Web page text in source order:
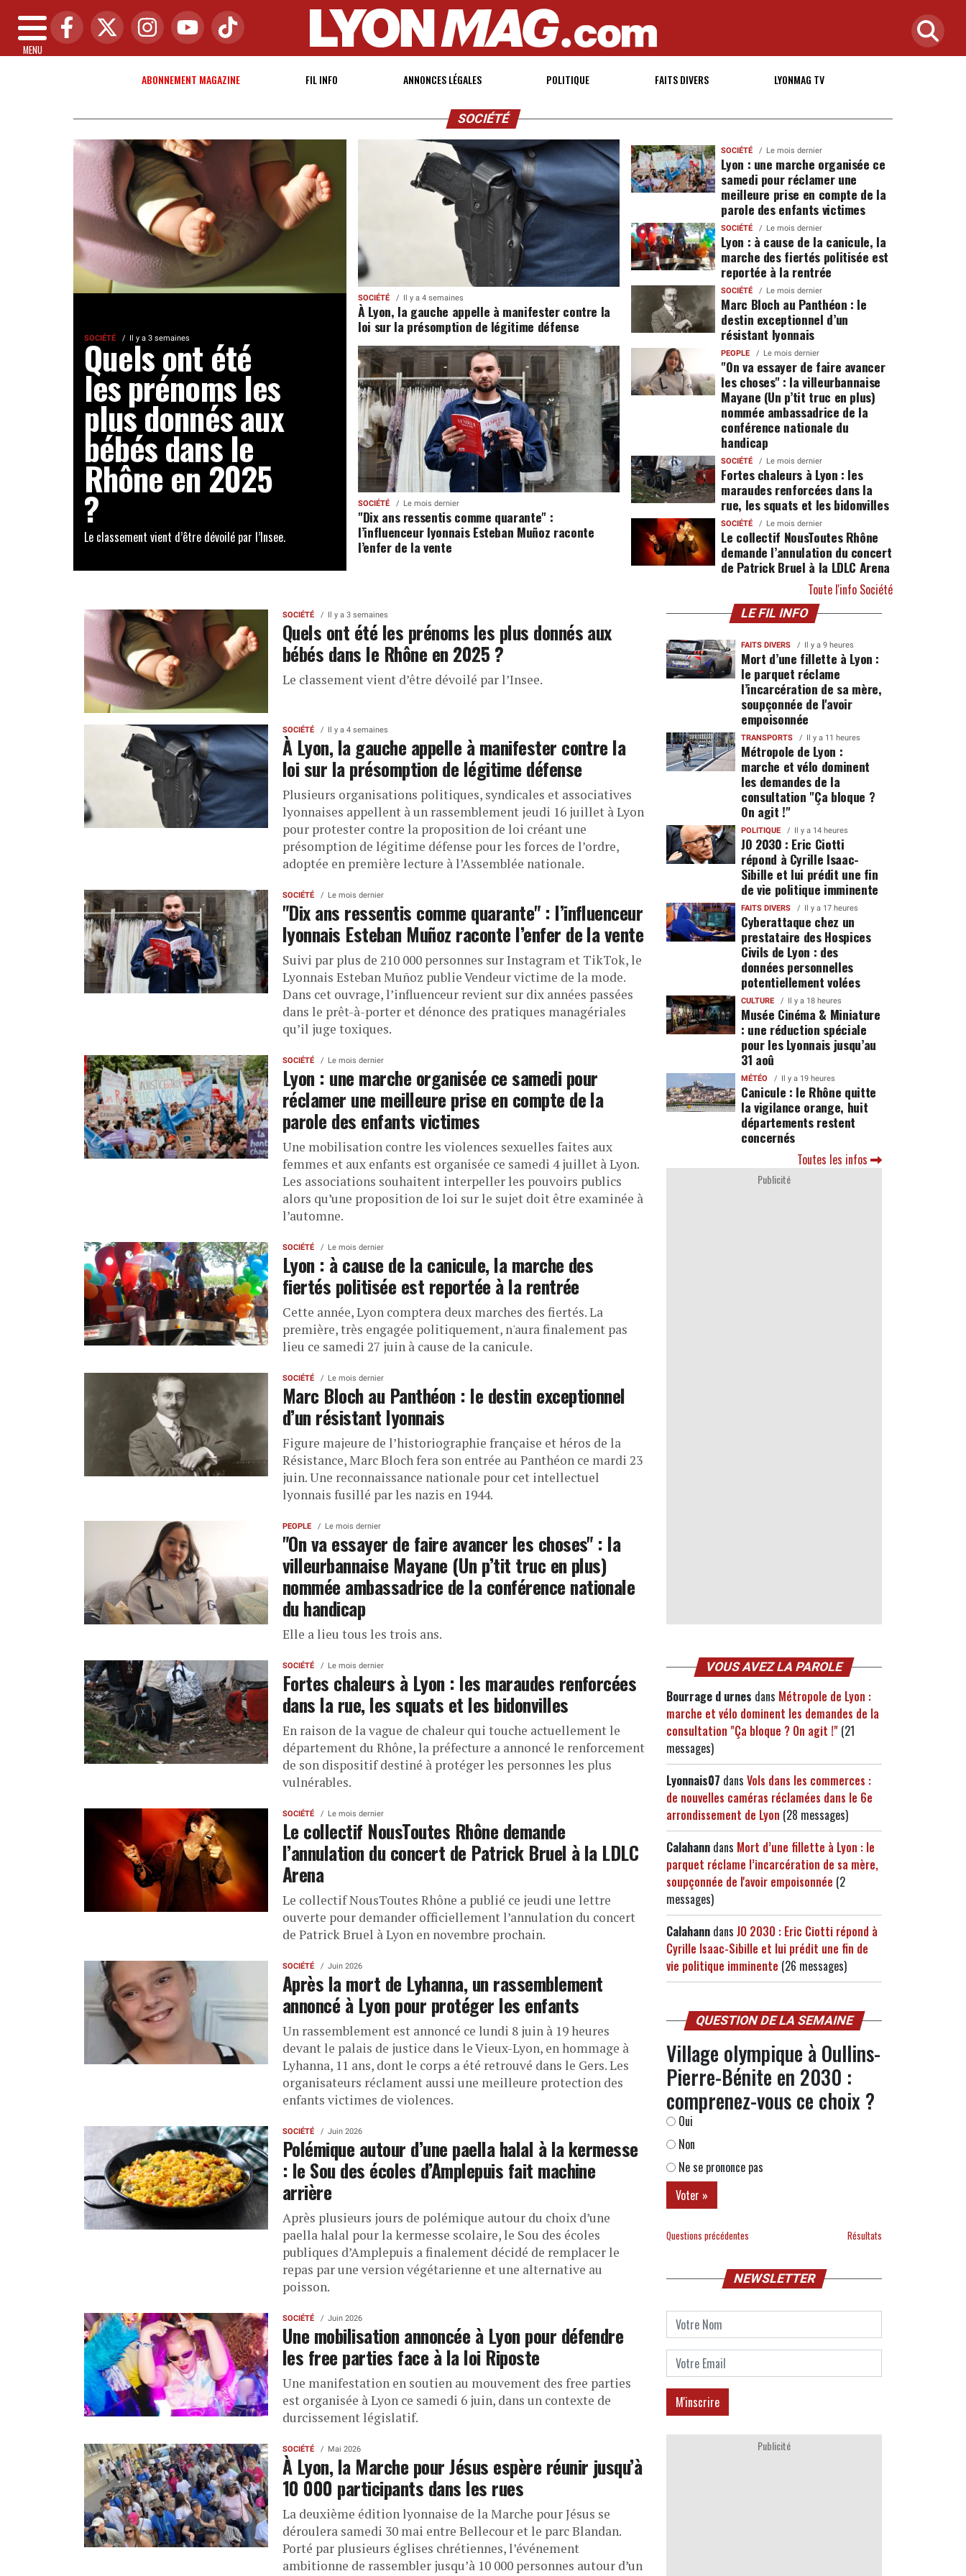
MENU
ABONNEMENT MAGAZINE FIL INFO ANNONCES LÉGALES POLITIQUE FAITS DIVERS LYONMAG TV
SOCIÉTÉ
SOCIÉTÉ Il y a 3 semaines
Quels ont été
les prénoms les
plus donnés aux
bébés dans le
Rhône en 2025
?
Le classement vient d’être dévoilé par l’Insee.
SOCIÉTÉ Il y a 4 semaines
À Lyon, la gauche appelle à manifester contre la
loi sur la présomption de légitime défense
SOCIÉTÉ Le mois dernier
"Dix ans ressentis comme quarante" :
l’influenceur lyonnais Esteban Muñoz raconte
l’enfer de la vente
SOCIÉTÉ Le mois dernier
Lyon : une marche organisée ce
samedi pour réclamer une
meilleure prise en compte de la
parole des enfants victimes
SOCIÉTÉ Le mois dernier
Lyon : à cause de la canicule, la
marche des fiertés politisée est
reportée à la rentrée
SOCIÉTÉ Le mois dernier
Marc Bloch au Panthéon : le
destin exceptionnel d’un
résistant lyonnais
PEOPLE Le mois dernier
"On va essayer de faire avancer
les choses" : la villeurbannaise
Mayane (Un p’tit truc en plus)
nommée ambassadrice de la
conférence nationale du
handicap
SOCIÉTÉ Le mois dernier
Fortes chaleurs à Lyon : les
maraudes renforcées dans la
rue, les squats et les bidonvilles
SOCIÉTÉ Le mois dernier
Le collectif NousToutes Rhône
demande l’annulation du concert
de Patrick Bruel à la LDLC Arena
Toute l'info Société
SOCIÉTÉ Il y a 3 semaines
Quels ont été les prénoms les plus donnés aux
bébés dans le Rhône en 2025 ?
Le classement vient d’être dévoilé par l’Insee.
SOCIÉTÉ Il y a 4 semaines
À Lyon, la gauche appelle à manifester contre la
loi sur la présomption de légitime défense
Plusieurs organisations politiques, syndicales et associatives
lyonnaises appellent à un rassemblement jeudi 16 juillet à Lyon
pour protester contre la proposition de loi créant une
présomption de légitime défense pour les forces de l’ordre,
adoptée en première lecture à l’Assemblée nationale.
SOCIÉTÉ Le mois dernier
"Dix ans ressentis comme quarante" : l’influenceur
lyonnais Esteban Muñoz raconte l’enfer de la vente
Suivi par plus de 210 000 personnes sur Instagram et TikTok, le
Lyonnais Esteban Muñoz publie Vendeur victime de la mode.
Dans cet ouvrage, l’influenceur revient sur dix années passées
dans le prêt-à-porter et dénonce des pratiques managériales
qu’il juge toxiques.
SOCIÉTÉ Le mois dernier
Lyon : une marche organisée ce samedi pour
réclamer une meilleure prise en compte de la
parole des enfants victimes
Une mobilisation contre les violences sexuelles faites aux
femmes et aux enfants est organisée ce samedi 4 juillet à Lyon.
Les associations souhaitent interpeller les pouvoirs publics
alors qu’une proposition de loi sur le sujet doit être examinée à
l’automne.
SOCIÉTÉ Le mois dernier
Lyon : à cause de la canicule, la marche des
fiertés politisée est reportée à la rentrée
Cette année, Lyon comptera deux marches des fiertés. La
première, très engagée politiquement, n'aura finalement pas
lieu ce samedi 27 juin à cause de la canicule.
SOCIÉTÉ Le mois dernier
Marc Bloch au Panthéon : le destin exceptionnel
d’un résistant lyonnais
Figure majeure de l’historiographie française et héros de la
Résistance, Marc Bloch fera son entrée au Panthéon ce mardi 23
juin. Une reconnaissance nationale pour cet intellectuel
lyonnais fusillé par les nazis en 1944.
PEOPLE Le mois dernier
"On va essayer de faire avancer les choses" : la
villeurbannaise Mayane (Un p’tit truc en plus)
nommée ambassadrice de la conférence nationale
du handicap
Elle a lieu tous les trois ans.
SOCIÉTÉ Le mois dernier
Fortes chaleurs à Lyon : les maraudes renforcées
dans la rue, les squats et les bidonvilles
En raison de la vague de chaleur qui touche actuellement le
département du Rhône, la préfecture a annoncé le renforcement
de son dispositif destiné à protéger les personnes les plus
vulnérables.
SOCIÉTÉ Le mois dernier
Le collectif NousToutes Rhône demande
l’annulation du concert de Patrick Bruel à la LDLC
Arena
Le collectif NousToutes Rhône a publié ce jeudi une lettre
ouverte pour demander officiellement l’annulation du concert
de Patrick Bruel à Lyon en novembre prochain.
SOCIÉTÉ Juin 2026
Après la mort de Lyhanna, un rassemblement
annoncé à Lyon pour protéger les enfants
Un rassemblement est annoncé ce lundi 8 juin à 19 heures
devant le palais de justice dans le Vieux-Lyon, en hommage à
Lyhanna, 11 ans, dont le corps a été retrouvé dans le Gers. Les
organisateurs réclament aussi une meilleure protection des
enfants victimes de violences.
SOCIÉTÉ Juin 2026
Polémique autour d’une paella halal à la kermesse
: le Sou des écoles d’Amplepuis fait machine
arrière
Après plusieurs jours de polémique autour du choix d’une
paella halal pour la kermesse scolaire, le Sou des écoles
publiques d’Amplepuis a finalement décidé de remplacer le
repas par une version végétarienne et une alternative au
poisson.
SOCIÉTÉ Juin 2026
Une mobilisation annoncée à Lyon pour défendre
les free parties face à la loi Riposte
Une manifestation en soutien au mouvement des free parties
est organisée à Lyon ce samedi 6 juin, dans un contexte de
durcissement législatif.
SOCIÉTÉ Mai 2026
À Lyon, la Marche pour Jésus espère réunir jusqu’à
10 000 participants dans les rues
La deuxième édition lyonnaise de la Marche pour Jésus se
déroulera samedi 30 mai entre Bellecour et le parc Blandan.
Porté par plusieurs églises chrétiennes, l’événement
ambitionne de rassembler jusqu’à 10 000 personnes autour d’un
LE FIL INFO
FAITS DIVERS Il y a 9 heures
Mort d’une fillette à Lyon :
le parquet réclame
l’incarcération de sa mère,
soupçonnée de l'avoir
empoisonnée
TRANSPORTS Il y a 11 heures
Métropole de Lyon :
marche et vélo dominent
les demandes de la
consultation "Ça bloque ?
On agit !"
POLITIQUE Il y a 14 heures
JO 2030 : Eric Ciotti
répond à Cyrille Isaac-
Sibille et lui prédit une fin
de vie politique imminente
FAITS DIVERS Il y a 17 heures
Cyberattaque chez un
prestataire des Hospices
Civils de Lyon : des
données personnelles
potentiellement volées
CULTURE Il y a 18 heures
Musée Cinéma & Miniature
: une réduction spéciale
pour les Lyonnais jusqu’au
31 aoû
MÉTÉO Il y a 19 heures
Canicule : le Rhône quitte
la vigilance orange, huit
départements restent
concernés
Toutes les infos
Publicité
VOUS AVEZ LA PAROLE
Bourrage d urnes dans Métropole de Lyon :
marche et vélo dominent les demandes de la
consultation "Ça bloque ? On agit !" (21
messages)
Lyonnais07 dans Vols dans les commerces :
de nouvelles caméras réclamées dans le 6e
arrondissement de Lyon (28 messages)
Calahann dans Mort d’une fillette à Lyon : le
parquet réclame l’incarcération de sa mère,
soupçonnée de l'avoir empoisonnée (2
messages)
Calahann dans JO 2030 : Eric Ciotti répond à
Cyrille Isaac-Sibille et lui prédit une fin de
vie politique imminente (26 messages)
QUESTION DE LA SEMAINE
Village olympique à Oullins-
Pierre-Bénite en 2030 :
comprenez-vous ce choix ?
Oui
Non
Ne se prononce pas
Questions précédentes Résultats
NEWSLETTER
Publicité